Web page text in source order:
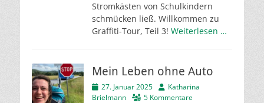
Stromkästen von Schulkindern
schmücken ließ. Willkommen zu
Graffiti-Tour, Teil 3! Weiterlesen …
Mein Leben ohne Auto
Veröffentlicht
am
27. Januar 2025 AutorKatharina
Brielmann
5 Kommentare